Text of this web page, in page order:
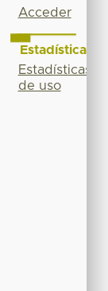
Acceder
Estadísticas
Estadísticas
de uso